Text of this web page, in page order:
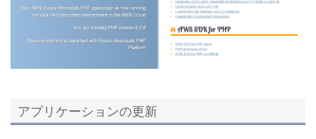
アプリケーションの更新